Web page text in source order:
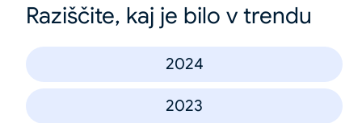
Raziščite, kaj je bilo v trendu
2024
2023